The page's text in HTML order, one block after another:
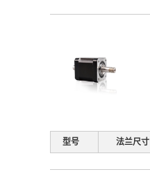
型号 法兰尺寸